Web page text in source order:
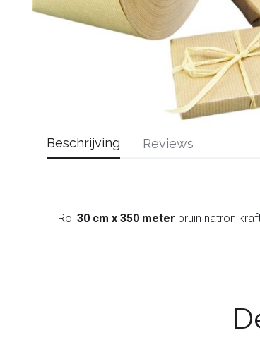
Beschrijving
Rol 30 cm x 350 meter bruin natron
Reviews